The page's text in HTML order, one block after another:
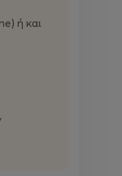
ή και